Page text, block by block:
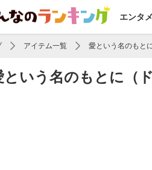
エンタメ
アイテム一覧 愛という名のもと
という名のもとに（